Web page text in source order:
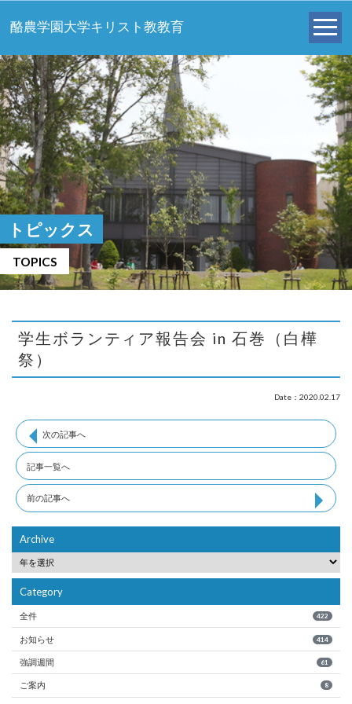
酪農学園大学キリスト教教育
トピックス
TOPICS
学生ボランティア報告会 in 石巻（白樺
祭）
Date：2020.02.17
次の記事へ
記事一覧へ
前の記事へ
Archive
Category
全件 422
お知らせ 414
強調週間 61
ご案内 8